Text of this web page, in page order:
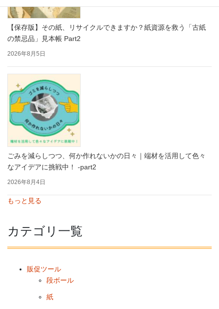
【保存版】その紙、リサイクルできますか？紙資源を救う「古紙
の禁忌品」見本帳 Part2
2026年8月5日
ごみを減らしつつ、何か作れないかの日々｜端材を活用して色々
なアイデアに挑戦中！ -part2
2026年8月4日
もっと見る
カテゴリ一覧
販促ツール
段ボール
紙